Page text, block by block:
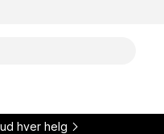
hver helg